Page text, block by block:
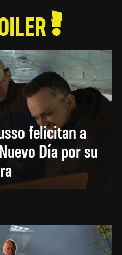
felicitan a
Día por su